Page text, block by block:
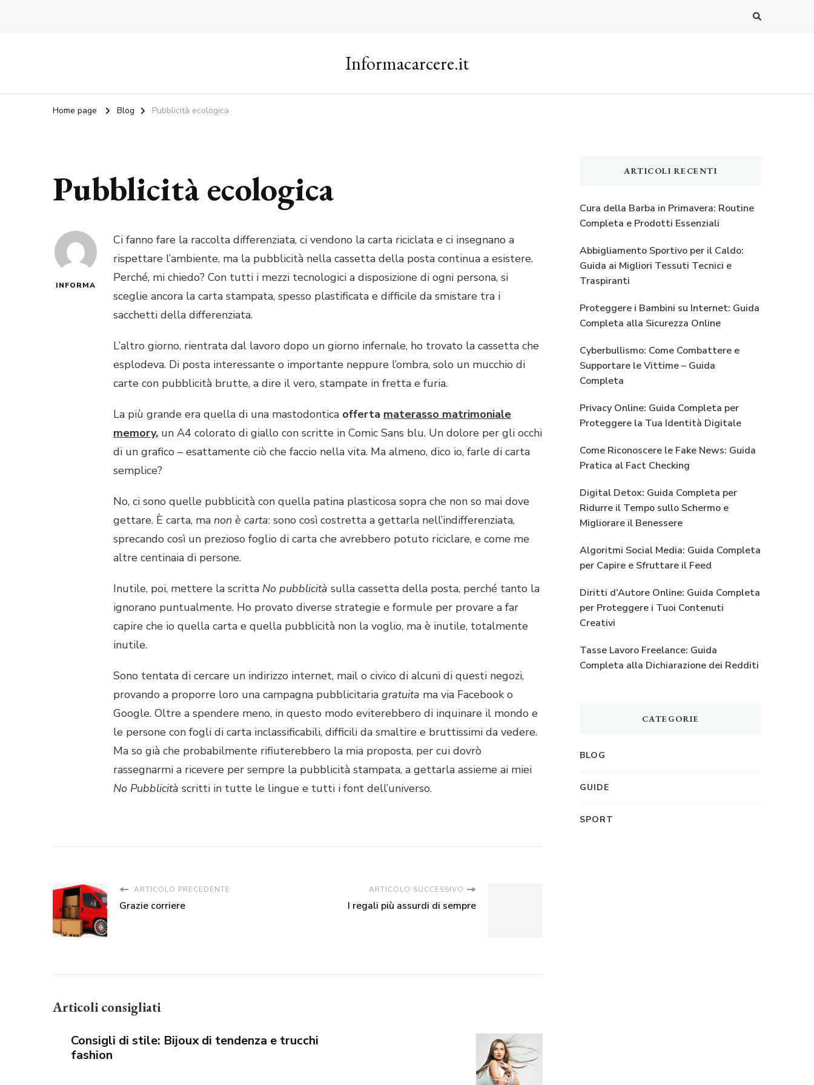
Informacarcere.it
Home page Blog Pubblicità ecologica
Pubblicità ecologica
INFORMA
Ci fanno fare la raccolta differenziata, ci vendono la carta riciclata e ci insegnano a
rispettare l’ambiente, ma la pubblicità nella cassetta della posta continua a esistere.
Perché, mi chiedo? Con tutti i mezzi tecnologici a disposizione di ogni persona, si
sceglie ancora la carta stampata, spesso plastificata e difficile da smistare tra i
sacchetti della differenziata.
L’altro giorno, rientrata dal lavoro dopo un giorno infernale, ho trovato la cassetta che
esplodeva. Di posta interessante o importante neppure l’ombra, solo un mucchio di
carte con pubblicità brutte, a dire il vero, stampate in fretta e furia.
La più grande era quella di una mastodontica offerta materasso matrimoniale
memory, un A4 colorato di giallo con scritte in Comic Sans blu. Un dolore per gli occhi
di un grafico – esattamente ciò che faccio nella vita. Ma almeno, dico io, farle di carta
semplice?
No, ci sono quelle pubblicità con quella patina plasticosa sopra che non so mai dove
gettare. È carta, ma non è carta: sono così costretta a gettarla nell’indifferenziata,
sprecando così un prezioso foglio di carta che avrebbero potuto riciclare, e come me
altre centinaia di persone.
Inutile, poi, mettere la scritta No pubblicità sulla cassetta della posta, perché tanto la
ignorano puntualmente. Ho provato diverse strategie e formule per provare a far
capire che io quella carta e quella pubblicità non la voglio, ma è inutile, totalmente
inutile.
Sono tentata di cercare un indirizzo internet, mail o civico di alcuni di questi negozi,
provando a proporre loro una campagna pubblicitaria gratuita ma via Facebook o
Google. Oltre a spendere meno, in questo modo eviterebbero di inquinare il mondo e
le persone con fogli di carta inclassificabili, difficili da smaltire e bruttissimi da vedere.
Ma so già che probabilmente rifiuterebbero la mia proposta, per cui dovrò
rassegnarmi a ricevere per sempre la pubblicità stampata, a gettarla assieme ai miei
No Pubblicità scritti in tutte le lingue e tutti i font dell’universo.
ARTICOLO PRECEDENTE
Grazie corriere
ARTICOLO SUCCESSIVO
I regali più assurdi di sempre
Articoli consigliati
Consigli di stile: Bijoux di tendenza e trucchi
fashion
ARTICOLI RECENTI
Cura della Barba in Primavera: Routine
Completa e Prodotti Essenziali
Abbigliamento Sportivo per il Caldo:
Guida ai Migliori Tessuti Tecnici e
Traspiranti
Proteggere i Bambini su Internet: Guida
Completa alla Sicurezza Online
Cyberbullismo: Come Combattere e
Supportare le Vittime – Guida
Completa
Privacy Online: Guida Completa per
Proteggere la Tua Identità Digitale
Come Riconoscere le Fake News: Guida
Pratica al Fact Checking
Digital Detox: Guida Completa per
Ridurre il Tempo sullo Schermo e
Migliorare il Benessere
Algoritmi Social Media: Guida Completa
per Capire e Sfruttare il Feed
Diritti d’Autore Online: Guida Completa
per Proteggere i Tuoi Contenuti
Creativi
Tasse Lavoro Freelance: Guida
Completa alla Dichiarazione dei Redditi
CATEGORIE
BLOG
GUIDE
SPORT